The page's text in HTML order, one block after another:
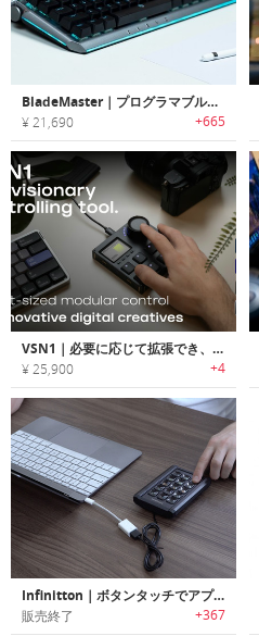
BladeMaster｜プログラマブルノブ搭載のゲーミングキーボード「ブレードマスター」
¥ 21,690 +665
VSN1｜必要に応じて拡張でき、ワークスペースをより自由で快適にするコントローラー
¥ 25,900 +4
Infinitton｜ボタンタッチでアプリ起動やコマンドを実行可能なスマートタッチスクリーンキーボード「インフィニトン」
販売終了 +367